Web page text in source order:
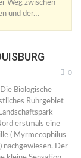
Weg zwischen
und der…
0
Biologische
Ruhrgebiet
erstmals eine
( Myrmecophilus
nachgewiesen. Der